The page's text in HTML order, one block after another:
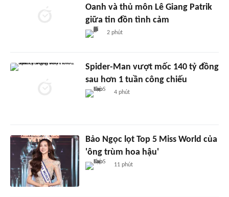
Oanh và thủ môn Lê Giang Patrik
giữa tin đồn tình cảm
2 phút
Spider-Man vượt mốc 140 tỷ đồng
sau hơn 1 tuần công chiếu
4 phút
Bảo Ngọc lọt Top 5 Miss World của
'ông trùm hoa hậu'
11 phút